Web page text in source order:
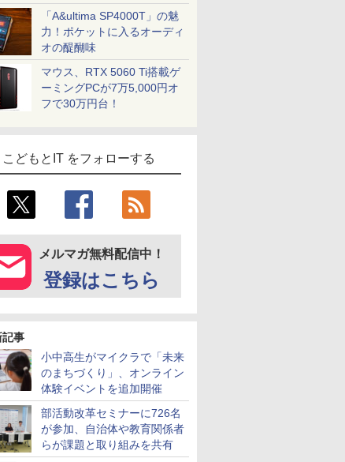
「A&ultima SP4000T」の魅
力！ポケットに入るオーディ
オの醍醐味
マウス、RTX 5060 Ti搭載ゲ
ーミングPCが7万5,000円オ
フで30万円台！
こどもとIT をフォローする
メルマガ無料配信中！
登録はこちら
記事
小中高生がマイクラで「未来
のまちづくり」、オンライン
体験イベントを追加開催
部活動改革セミナーに726名
が参加、自治体や教育関係者
らが課題と取り組みを共有